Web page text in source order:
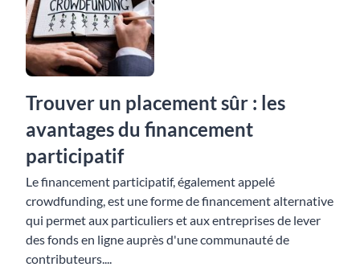
Trouver un placement sûr : les
avantages du financement
participatif
Le financement participatif, également appelé
crowdfunding, est une forme de financement alternative
qui permet aux particuliers et aux entreprises de lever
des fonds en ligne auprès d'une communauté de
contributeurs....